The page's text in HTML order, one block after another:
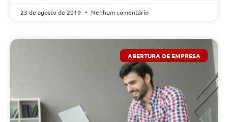
23 de agosto de 2019 Nenhum comentário
ABERTURA DE EMPRESA